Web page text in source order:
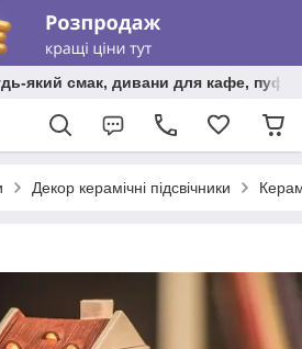
який смак, дивани для кафе,
Декор керамічні підсвічники